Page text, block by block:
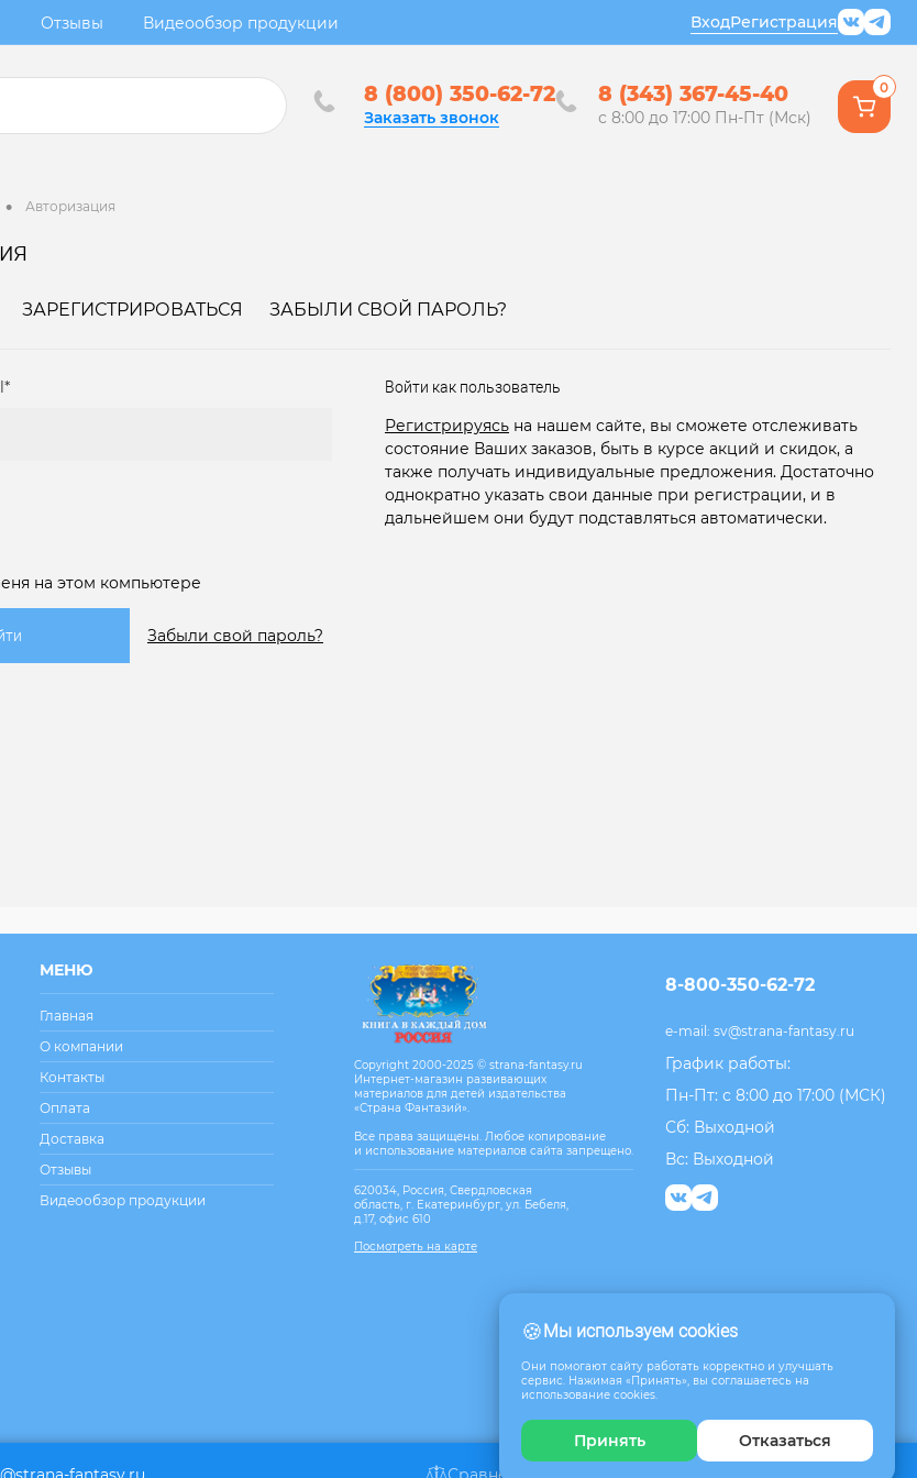
Отзывы Видеообзор продукции ВходРегистрация
8 (800) 350-62-72
Заказать звонок
8 (343) 367-45-40
с 8:00 до 17:00 Пн-Пт (Мск)
0
• Авторизация
ЗАРЕГИСТРИРОВАТЬСЯ ЗАБЫЛИ СВОЙ ПАРОЛЬ?
на этом компьютере
Забыли свой пароль?
Войти как пользователь
Регистрируясь на нашем сайте, вы сможете отслеживать
состояние Ваших заказов, быть в курсе акций и скидок, а
также получать индивидуальные предложения. Достаточно
однократно указать свои данные при регистрации, и в
дальнейшем они будут подставляться автоматически.
МЕНЮ
Главная
О компании
Контакты
Оплата
Доставка
Отзывы
Видеообзор продукции
Copyright 2000-2025 © strana-fantasy.ru
Интернет-магазин развивающих
материалов для детей издательства
«Страна Фантазий».
Все права защищены. Любое копирование
и использование материалов сайта запрещено.
620034, Россия, Свердловская
область, г. Екатеринбург, ул. Бебеля,
д.17, офис 610
Посмотреть на карте
🍪Мы используем cookies
Они помогают сайту работать корректно и улучшать
сервис. Нажимая «Принять», вы соглашаетесь на
использование cookies.
Принять Отказаться
8-800-350-62-72
e-mail: sv@strana-fantasy.ru
График работы:
Пн-Пт: с 8:00 до 17:00 (МСК)
Сб: Выходной
Вс: Выходной